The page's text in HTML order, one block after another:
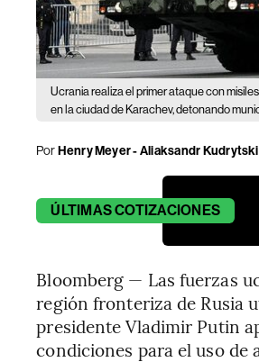
Ucrania realiza el primer ataque con
en la ciudad de Karachev, detonando
PorHenry Meyer - Aliaksandr Kudrytski
ÚLTIMASCOTIZACIONES
Bloomberg — Las fuerzas
región fronteriza de Rusia
presidente Vladimir Putin
condiciones para el uso de